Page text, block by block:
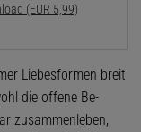
(EUR 5,99)
Liebesformen breit
die offene Be­
zusammenleben,